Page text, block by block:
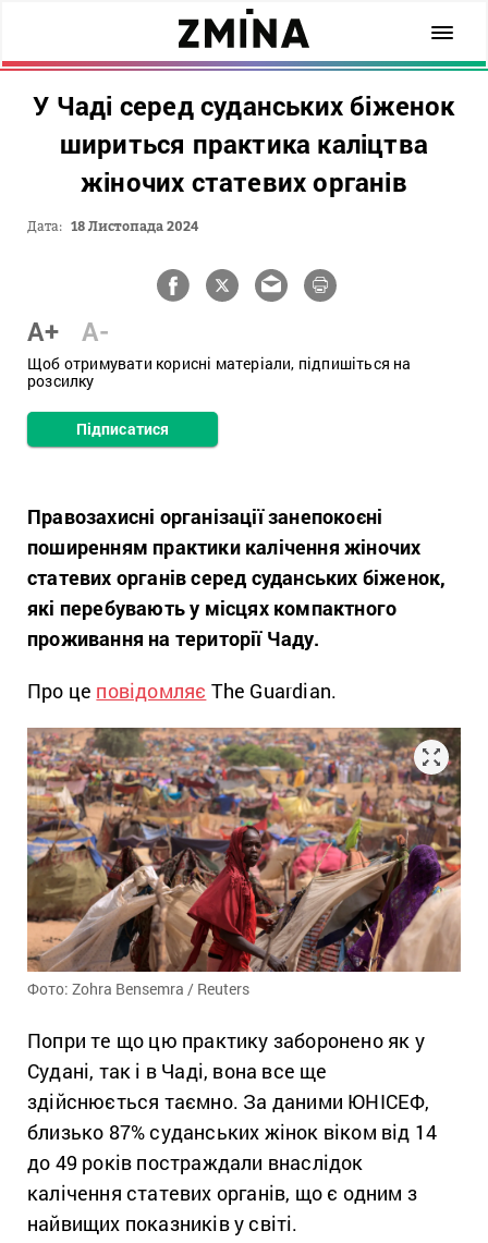
У Чаді серед суданських біженок
шириться практика каліцтва
жіночих статевих органів
Дата: 18 Листопада 2024
A+ A-
Щоб отримувати корисні матеріали, підпишіться на
розсилку
Підписатися
Правозахисні організації занепокоєні
поширенням практики калічення жіночих
статевих органів серед суданських біженок,
які перебувають у місцях компактного
проживання на території Чаду.
Про це повідомляє The Guardian.
Фото: Zohra Bensemra / Reuters
Попри те що цю практику заборонено як у
Судані, так і в Чаді, вона все ще
здійснюється таємно. За даними ЮНІСЕФ,
близько 87% суданських жінок віком від 14
до 49 років постраждали внаслідок
калічення статевих органів, що є одним з
найвищих показників у світі.